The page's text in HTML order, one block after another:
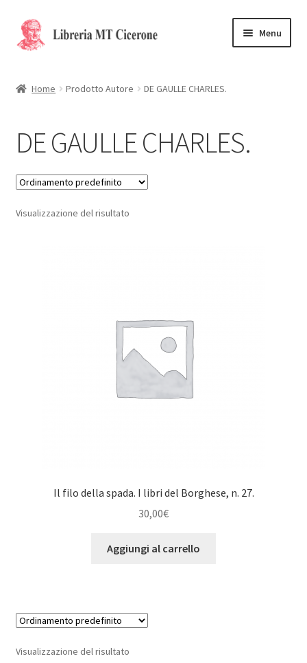
Vai
alla
Vai
al
Menu
La Storia
Contattaci
Cassa
Home Prodotto Autore DE GAULLE CHARLES.
DE GAULLE CHARLES.
Visualizzazione del risultato
Il filo della spada. I libri del Borghese, n. 27.
30,00€
Aggiungi al carrello
Visualizzazione del risultato